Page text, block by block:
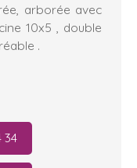
arborée avec
10x5 , double
.
34